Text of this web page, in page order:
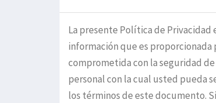
La presente Política de
información que es proporcionada
comprometida con la seguridad
personal con la cual usted pueda
los términos de este documento.